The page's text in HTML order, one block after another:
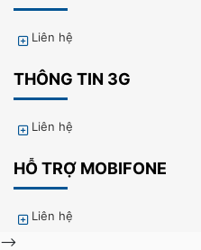
Liên hệ
THÔNG TIN 3G
Liên hệ
HỖ TRỢ MOBIFONE
Liên hệ
-->